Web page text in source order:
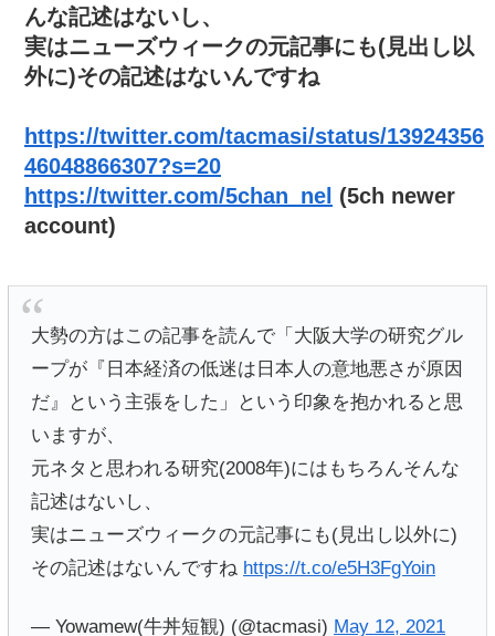
んな記述はないし、
実はニューズウィークの元記事にも(見出し以
外に)その記述はないんですね
https://twitter.com/tacmasi/status/13924356
46048866307?s=20
https://twitter.com/5chan_nel (5ch newer
account)
大勢の方はこの記事を読んで「大阪大学の研究グル
ープが『日本経済の低迷は日本人の意地悪さが原因
だ』という主張をした」という印象を抱かれると思
いますが、
元ネタと思われる研究(2008年)にはもちろんそんな
記述はないし、
実はニューズウィークの元記事にも(見出し以外に)
その記述はないんですね https://t.co/e5H3FgYoin
— Yowamew(牛丼短観) (@tacmasi) May 12, 2021